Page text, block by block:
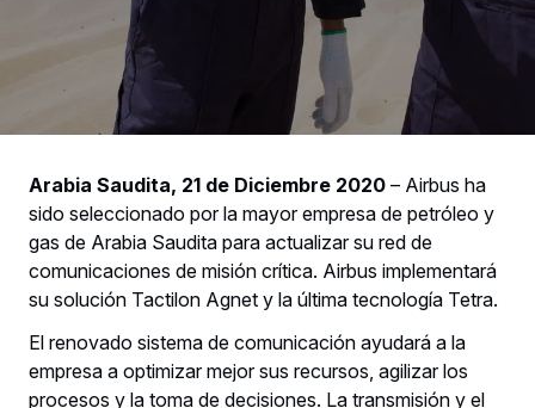
Arabia Saudita, 21 de Diciembre 2020 – Airbus ha
sido seleccionado por la mayor empresa de petróleo y
gas de Arabia Saudita para actualizar su red de
comunicaciones de misión crítica. Airbus implementará
su solución Tactilon Agnet y la última tecnología Tetra.
El renovado sistema de comunicación ayudará a la
empresa a optimizar mejor sus recursos, agilizar los
procesos y la toma de decisiones. La transmisión y el